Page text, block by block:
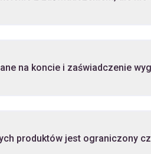
na koncie i zaświadczenie
produktów jest ograniczony